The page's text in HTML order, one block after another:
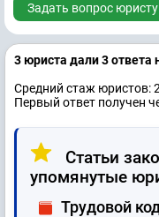
Задать вопрос юристу
3 юристa дали 3 ответa
Средний стаж юристов:
Первый ответ получен
Статьи
упомянутые
Трудовой